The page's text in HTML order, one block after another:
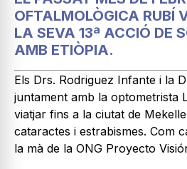
OFTALMOLÒGICA RUBÍ
LA SEVA 13ª ACCIÓ DE
AMB ETIÒPIA.
Els Drs. Rodriguez Infante i la
juntament amb la optometrista
viatjar fins a la ciutat de
cataractes i estrabismes. Com
la mà de la ONG Proyecto